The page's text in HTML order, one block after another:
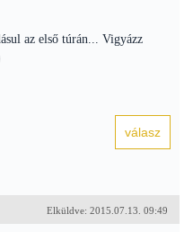
az első túrán... Vigyázz
Elküldve: 2015.07.13. 09:49